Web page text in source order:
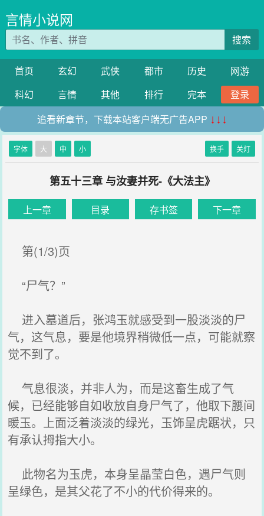
言情小说网
搜索
首页 玄幻 武侠 都市 历史
网游
科幻
言情 其他 排行 完本
登录
追看新章节，下载本站客户端无广告APP ↓↓↓
字体 大 中 小 换手 关灯
第五十三章 与汝妻并死-《大法主》
上一章 目录 存书签 下一章
第(1/3)页
“尸气？”
进入墓道后，张鸿玉就感受到一股淡淡的尸
气，这气息，要是他境界稍微低一点，可能就察
觉不到了。
气息很淡，并非人为，而是这畜生成了气
候，已经能够自如收放自身尸气了，他取下腰间
暖玉。上面泛着淡淡的绿光，玉饰呈虎踞状，只
有承认拇指大小。
此物名为玉虎，本身呈晶莹白色，遇尸气则
呈绿色，是其父花了不小的代价得来的。